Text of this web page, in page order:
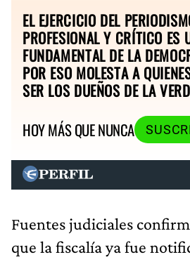
EL EJERCICIO DEL
PROFESIONAL Y CRÍTICO ES
FUNDAMENTAL DE LA
POR ESO MOLESTA A
SER LOS DUEÑOS DE LA
HOY MÁS QUE NUNCA
Fuentes judiciales
que la fiscalía ya fue